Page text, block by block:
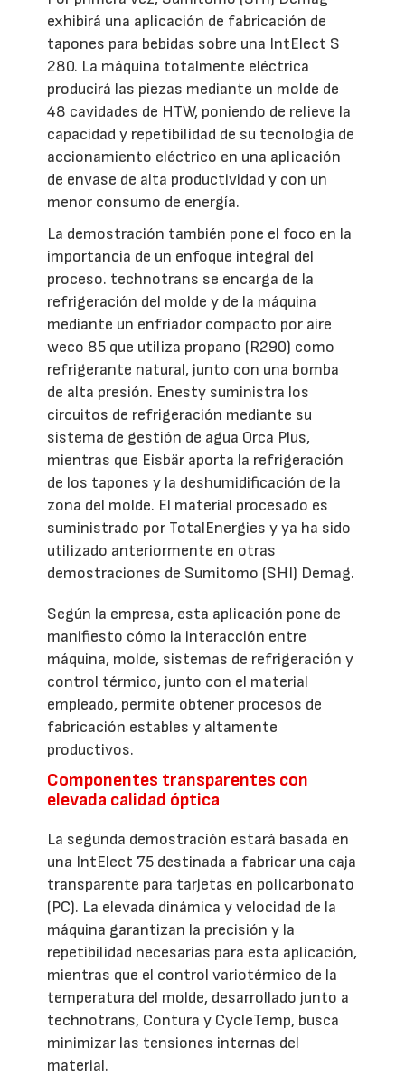
exhibirá una aplicación de fabricación de
tapones para bebidas sobre una IntElect S
280. La máquina totalmente eléctrica
producirá las piezas mediante un molde de
48 cavidades de HTW, poniendo de relieve la
capacidad y repetibilidad de su tecnología de
accionamiento eléctrico en una aplicación
de envase de alta productividad y con un
menor consumo de energía.
La demostración también pone el foco en la
importancia de un enfoque integral del
proceso. technotrans se encarga de la
refrigeración del molde y de la máquina
mediante un enfriador compacto por aire
weco 85 que utiliza propano (R290) como
refrigerante natural, junto con una bomba
de alta presión. Enesty suministra los
circuitos de refrigeración mediante su
sistema de gestión de agua Orca Plus,
mientras que Eisbär aporta la refrigeración
de los tapones y la deshumidificación de la
zona del molde. El material procesado es
suministrado por TotalEnergies y ya ha sido
utilizado anteriormente en otras
demostraciones de Sumitomo (SHI) Demag.
Según la empresa, esta aplicación pone de
manifiesto cómo la interacción entre
máquina, molde, sistemas de refrigeración y
control térmico, junto con el material
empleado, permite obtener procesos de
fabricación estables y altamente
productivos.
Componentes transparentes con
elevada calidad óptica
La segunda demostración estará basada en
una IntElect 75 destinada a fabricar una caja
transparente para tarjetas en policarbonato
(PC). La elevada dinámica y velocidad de la
máquina garantizan la precisión y la
repetibilidad necesarias para esta aplicación,
mientras que el control variotérmico de la
temperatura del molde, desarrollado junto a
technotrans, Contura y CycleTemp, busca
minimizar las tensiones internas del
material.